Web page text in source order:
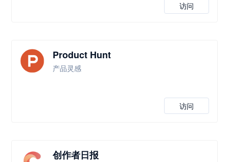
访问
Product Hunt
产品灵感
访问
创作者日报